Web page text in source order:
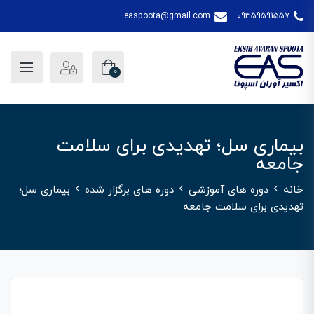
09359591557
easpoota@gmail.com
0
بیماری سل؛ تهدیدی برای سلامت
جامعه
خانه دوره های آموزشی دوره های برگزار شده
بیماری سل؛
تهدیدی برای سلامت جامعه